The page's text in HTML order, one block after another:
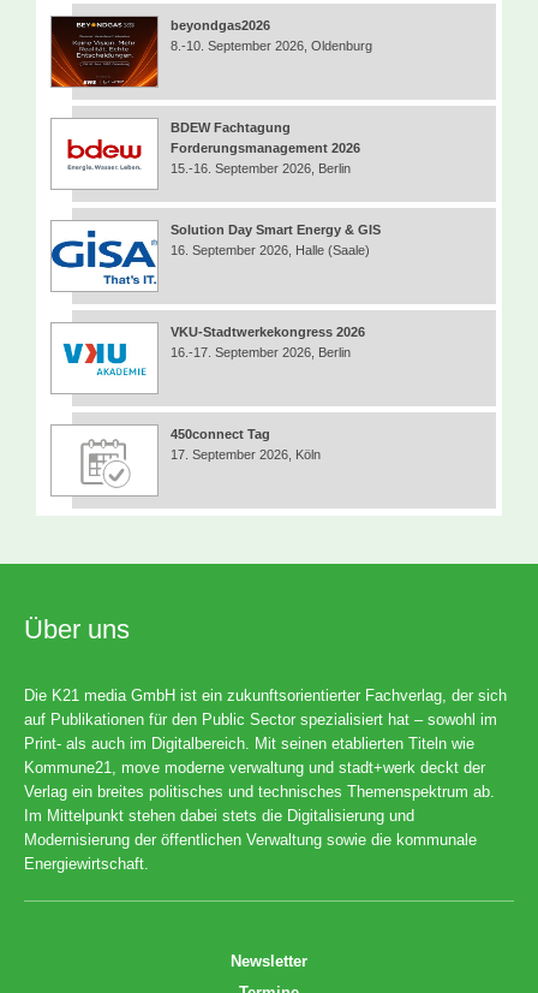
beyondgas2026
8.-10. September 2026, Oldenburg
BDEW Fachtagung
Forderungsmanagement 2026
15.-16. September 2026, Berlin
Solution Day Smart Energy & GIS
16. September 2026, Halle (Saale)
VKU-Stadtwerkekongress 2026
16.-17. September 2026, Berlin
450connect Tag
17. September 2026, Köln
Über uns
Die K21 media GmbH ist ein zukunftsorientierter Fachverlag, der sich
auf Publikationen für den Public Sector spezialisiert hat – sowohl im
Print- als auch im Digitalbereich. Mit seinen etablierten Titeln wie
Kommune21, move moderne verwaltung und stadt+werk deckt der
Verlag ein breites politisches und technisches Themenspektrum ab.
Im Mittelpunkt stehen dabei stets die Digitalisierung und
Modernisierung der öffentlichen Verwaltung sowie die kommunale
Energiewirtschaft.
Newsletter